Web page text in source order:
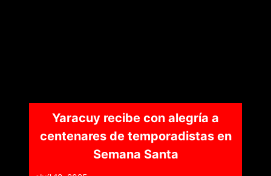
Yaracuy recibe con alegría a
centenares de temporadistas en
Semana Santa